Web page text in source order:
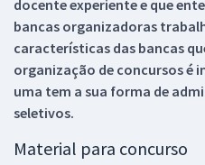
docente experiente e que
bancas organizadoras
características das bancas
organização de concursos é
uma tem a sua forma de
seletivos.
Material para concurso